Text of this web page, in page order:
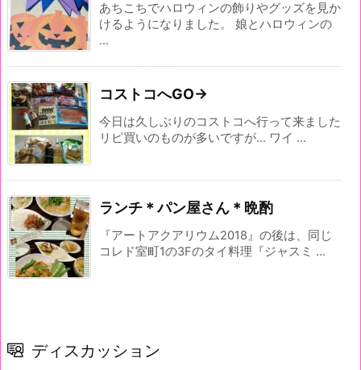
あちこちでハロウィンの飾りやグッズを見か
けるようになりました。 娘とハロウィンの
...
コストコへGO→
今日は久しぶりのコストコへ行って来ました
リピ買いのものが多いですが... ワイ ...
ランチ＊パン屋さん＊晩酌
『アートアクアリウム2018』の後は、同じ
コレド室町1の3Fのタイ料理『ジャスミ ...
ディスカッション